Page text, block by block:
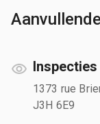
Inspecties
1373 rue
J3H 6E9